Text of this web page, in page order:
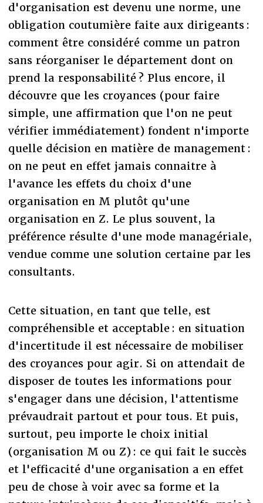
d'organisation est devenu une norme, une
obligation coutumière faite aux dirigeants :
comment être considéré comme un patron
sans réorganiser le département dont on
prend la responsabilité ? Plus encore, il
découvre que les croyances (pour faire
simple, une affirmation que l'on ne peut
vérifier immédiatement) fondent n'importe
quelle décision en matière de management :
on ne peut en effet jamais connaitre à
l'avance les effets du choix d'une
organisation en M plutôt qu'une
organisation en Z. Le plus souvent, la
préférence résulte d'une mode managériale,
vendue comme une solution certaine par les
consultants.
Cette situation, en tant que telle, est
compréhensible et acceptable : en situation
d'incertitude il est nécessaire de mobiliser
des croyances pour agir. Si on attendait de
disposer de toutes les informations pour
s'engager dans une décision, l'attentisme
prévaudrait partout et pour tous. Et puis,
surtout, peu importe le choix initial
(organisation M ou Z) : ce qui fait le succès
et l'efficacité d'une organisation a en effet
peu de chose à voir avec sa forme et la